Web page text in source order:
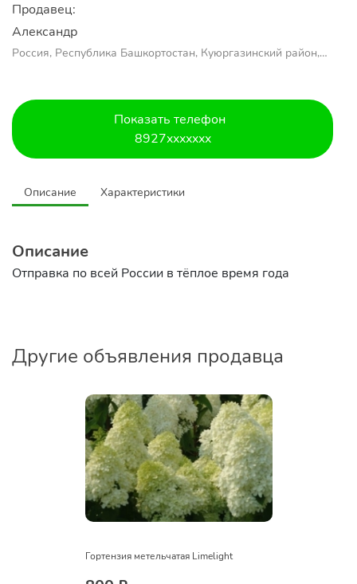
Продавец:
Александр
Россия, Республика Башкортостан, Куюргазинский район,
Показать телефон
8927xxxxxxx
Описание Характеристики
Описание
Отправка по всей России в тёплое время года
Другие объявления продавца
Гортензия метельчатая Limelight